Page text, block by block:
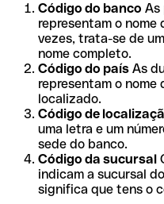
Código do banco As
representam o nome
vezes, trata-se de
nome completo.
Código do país As
representam o nome
localizado.
Código de
uma letra e um
sede do banco.
Código da sucursal
indicam a sucursal
significa que tens o